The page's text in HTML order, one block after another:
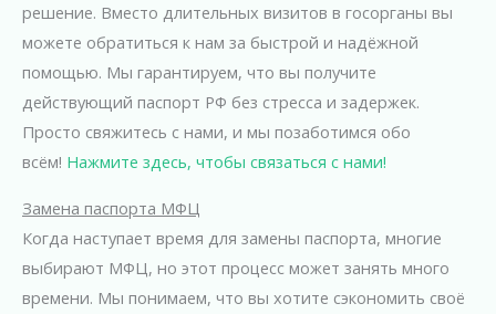
решение. Вместо длительных визитов в госорганы вы
можете обратиться к нам за быстрой и надёжной
помощью. Мы гарантируем, что вы получите
действующий паспорт РФ без стресса и задержек.
Просто свяжитесь с нами, и мы позаботимся обо
всём! Нажмите здесь, чтобы связаться с нами!
Замена паспорта МФЦ
Когда наступает время для замены паспорта, многие
выбирают МФЦ, но этот процесс может занять много
времени. Мы понимаем, что вы хотите сэкономить своё